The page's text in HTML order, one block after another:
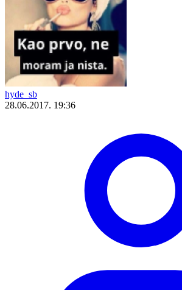
hyde_sb
28.06.2017. 19:36